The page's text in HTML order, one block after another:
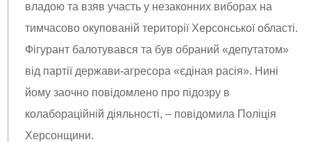
владою та взяв участь у незаконних виборах на
тимчасово окупованій території Херсонської області.
Фігурант балотувався та був обраний «депутатом»
від партії держави-агресора «єдіная расія». Нині
йому заочно повідомлено про підозру в
колабораційній діяльності, – повідомила Поліція
Херсонщини.